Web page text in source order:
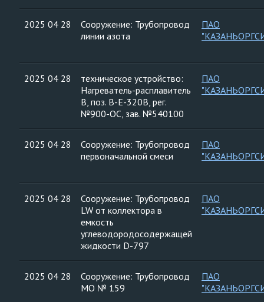
2025 04 28
Сооружение: Трубопровод
линии азота
ПАО
2025 04 28
техническое устройство:
Нагреватель-расплавитель
В, поз. В-Е-320В, рег.
№900-ОС, зав. №540100
ПАО
2025 04 28
Сооружение: Трубопровод
первоначальной смеси
ПАО
2025 04 28
Сооружение: Трубопровод
LW от коллектора в
емкость
углеводородосодержащей
жидкости D-797
ПАО
2025 04 28
Сооружение: Трубопровод
МО № 159
ПАО